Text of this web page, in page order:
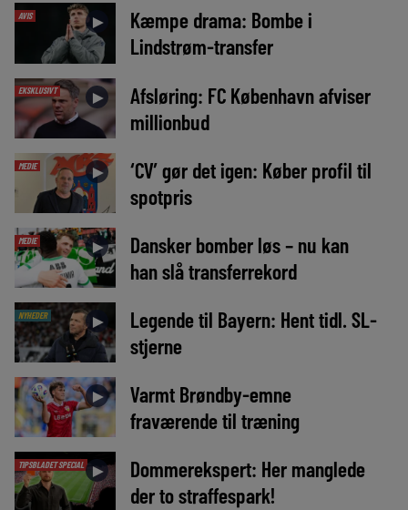
AVIS ►
Kæmpe drama: Bombe i
Lindstrøm-transfer
EKSKLUSIVT ►
Afsløring: FC København afviser
millionbud
MEDIE ►
‘CV’ gør det igen: Køber profil til
spotpris
MEDIE ►
Dansker bomber løs – nu kan
han slå transferrekord
NYHEDER ►
Legende til Bayern: Hent tidl. SL-
stjerne
►
Varmt Brøndby-emne
fraværende til træning
TIPSBLADET SPECIAL ►
Dommerekspert: Her manglede
der to straffespark!